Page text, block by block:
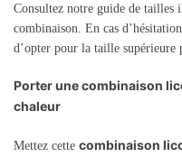
Consultez notre guide de tailles
combinaison. En cas
d’opter pour la taille supérieure
Porter une combinaison
chaleur
Mettez cette combinaison